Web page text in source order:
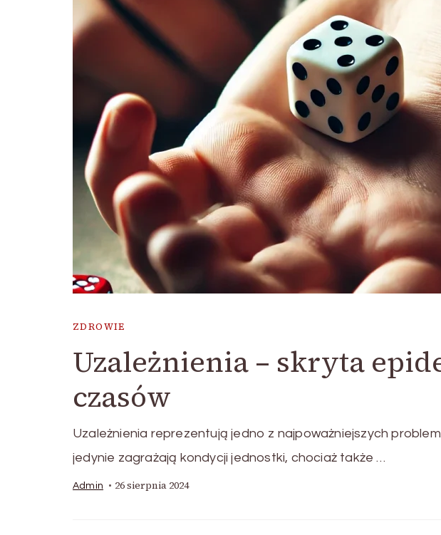
ZDROWIE
Uzależnienia – skryta
czasów
Uzależnienia reprezentują jedno z najpoważniejszych
jedynie zagrażają kondycji jednostki, chociaż także …
Admin 26 sierpnia 2024